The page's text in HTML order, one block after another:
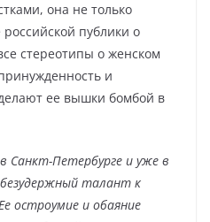
она не только
публики о
стереотипы о женском
и
ее вышки бомбой в
Санкт-Петербурге и уже в
талант к
остроумие и обаяние